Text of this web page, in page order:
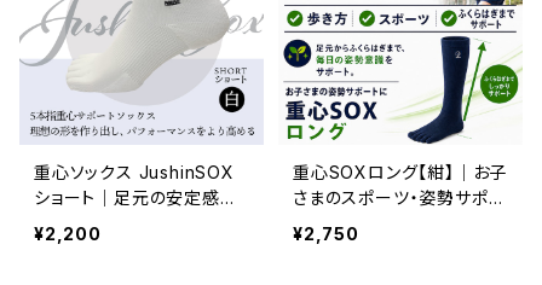
重心ソックス JushinSOX
ショート｜足元の安定感を
サポートする5本指ソック
ス 白
¥2,200
重心SOXロング【紺】｜お子
さまのスポーツ・姿勢サポー
ト
¥2,750